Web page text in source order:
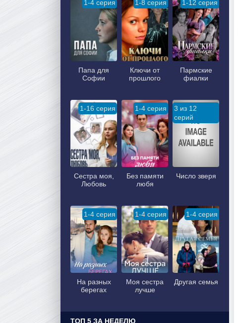
1-4 серия
Папа для
Софии
1-8 серия
Ключи от
прошлого
1-12 серия
Пармские
фиалки
1-16 серия
Сестра моя,
Любовь
1-4 серия
Без памяти
любя
3 из 12
серий
Число зверя
1-4 серия
На разных
берегах
1-4 серия
Моя сестра
лучше
1-4 серия
Другая семья
ТОП 5 ЗА НЕДЕЛЮ